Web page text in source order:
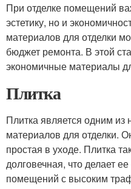
При отделке помещений
эстетику, но и
материалов для отделки
бюджет ремонта. В этой
экономичные материалы
Плитка
Плитка является одним
материалов для отделки.
простая в уходе. Плитка
долговечная, что делает
помещений с высоким